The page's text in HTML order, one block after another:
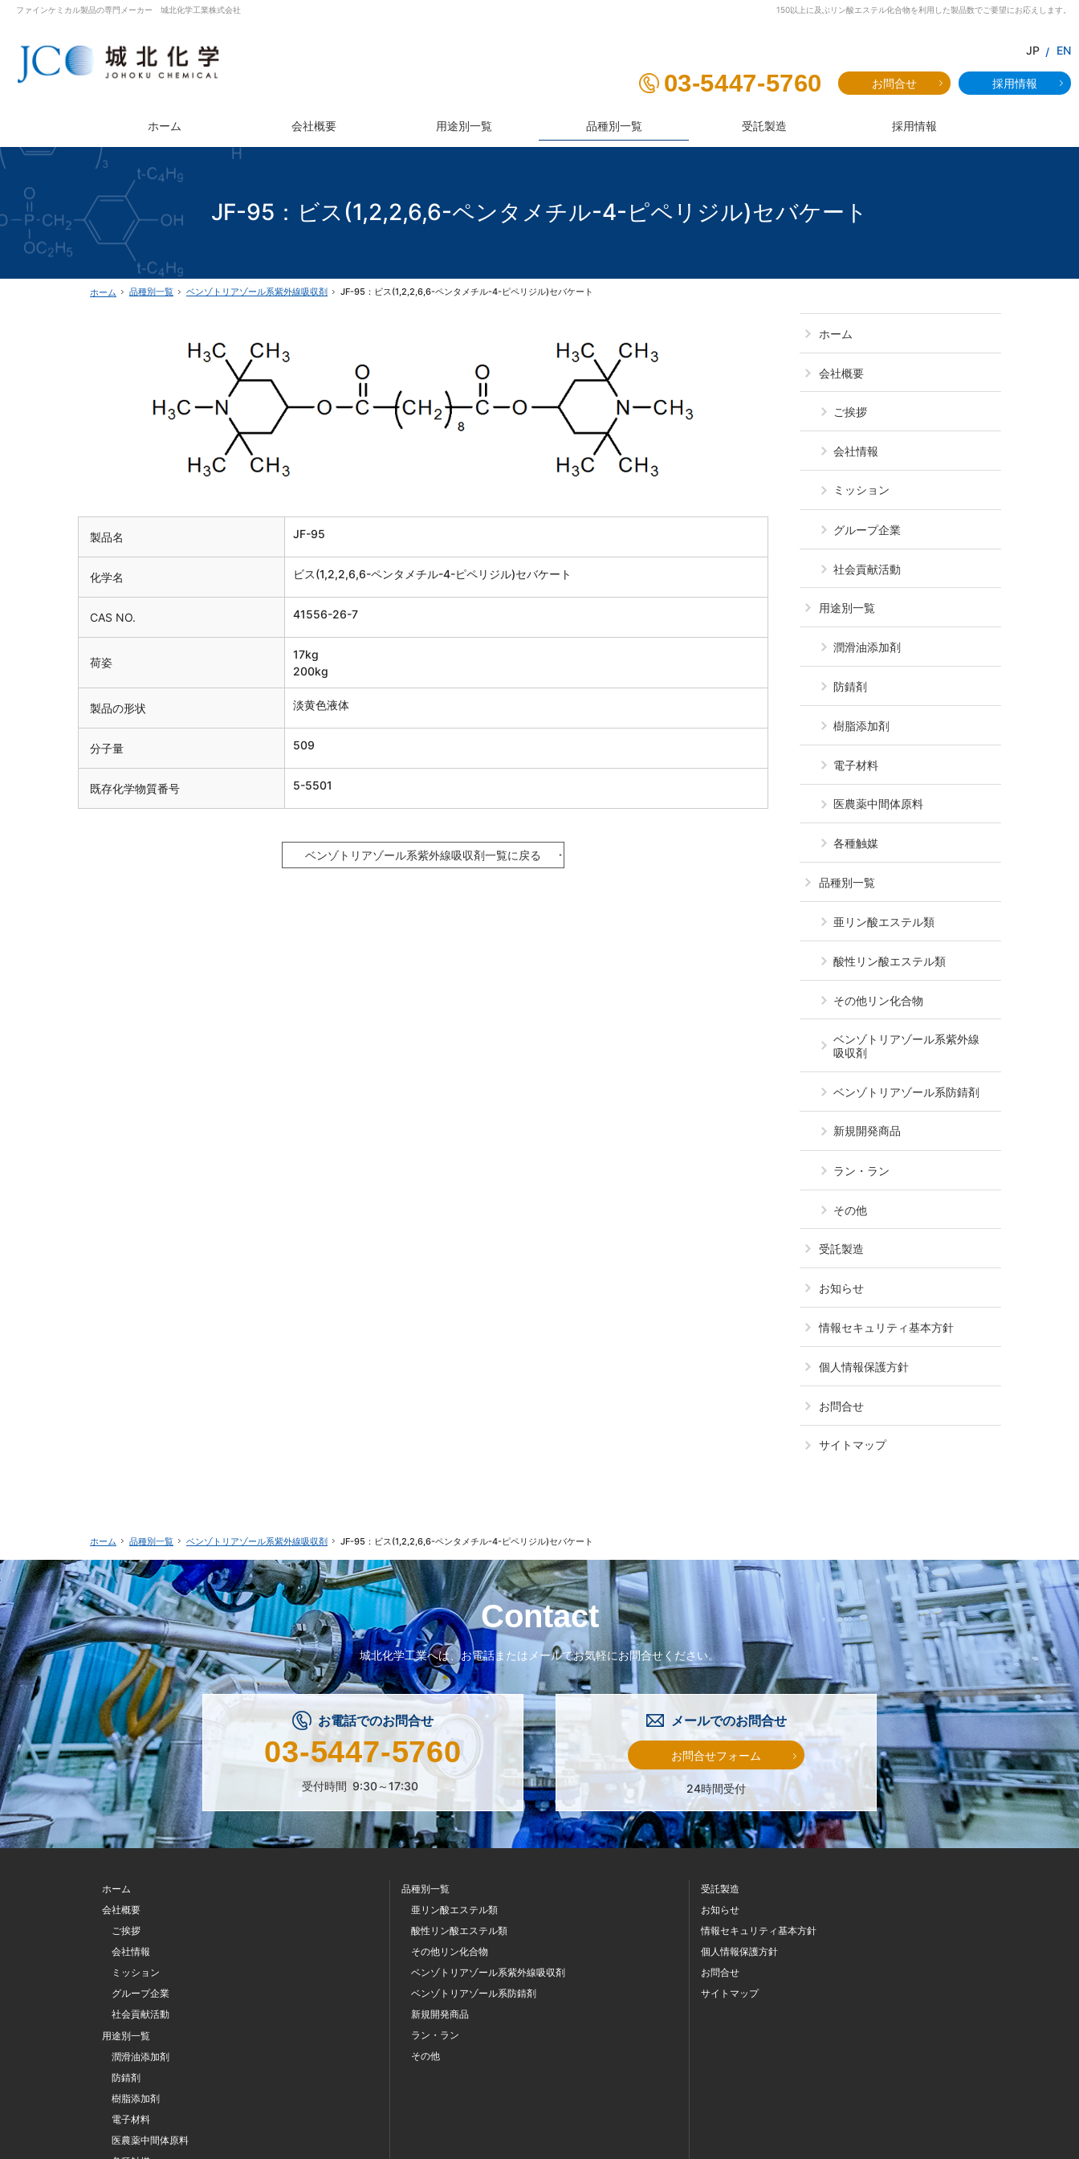
JF-95：ビス(1,2,2,6,6-ペンタメチル-4-ピペリジル)セバケート
150以上に及ぶリン酸エステル化合物を利用した製品数でご要望にお応えします。
ファインケミカル製品の専門メーカー 城北化学工業株式会社
ホーム 品種別一覧 ベンゾトリアゾール系紫外線吸収剤 JF-95：ビス(1,2,2,6,6-ペンタメチル-4-ピペリジル)セバケート
製品名 JF-95
化学名 ビス(1,2,2,6,6-ペンタメチル-4-ピペリジル)セバケート
CAS NO. 41556-26-7
荷姿
17kg
200kg
製品の形状 淡黄色液体
分子量 509
既存化学物質番号 5-5501
ベンゾトリアゾール系紫外線吸収剤一覧に戻る
ホーム
会社概要
ご挨拶
会社情報
ミッション
グループ企業
社会貢献活動
用途別一覧
潤滑油添加剤
防錆剤
樹脂添加剤
電子材料
医農薬中間体原料
各種触媒
品種別一覧
亜リン酸エステル類
酸性リン酸エステル類
その他リン化合物
ベンゾトリアゾール系紫外線
吸収剤
ベンゾトリアゾール系防錆剤
新規開発商品
ラン・ラン
その他
受託製造
お知らせ
情報セキュリティ基本方針
個人情報保護方針
お問合せ
サイトマップ
ホーム 品種別一覧 ベンゾトリアゾール系紫外線吸収剤 JF-95：ビス(1,2,2,6,6-ペンタメチル-4-ピペリジル)セバケート
JP EN
03-5447-5760 お問合せ 採用情報
ホーム 会社概要 用途別一覧
品種別一覧
紫外線吸収剤
防錆剤
受託製造 採用情報
Contact
城北化学工業へは、お電話またはメールでお気軽にお問合せください。
お電話でのお問合せ
03-5447-5760
受付時間 9:30～17:30
メールでのお問合せ
お問合せフォーム
24時間受付
ホーム
会社概要
ご挨拶
会社情報
ミッション
グループ企業
社会貢献活動
用途別一覧
潤滑油添加剤
防錆剤
樹脂添加剤
電子材料
医農薬中間体原料
品種別一覧
亜リン酸エステル類
酸性リン酸エステル類
その他リン化合物
ベンゾトリアゾール系紫外線吸収剤
ベンゾトリアゾール系防錆剤
新規開発商品
ラン・ラン
その他
受託製造
お知らせ
情報セキュリティ基本方針
個人情報保護方針
お問合せ
サイトマップ